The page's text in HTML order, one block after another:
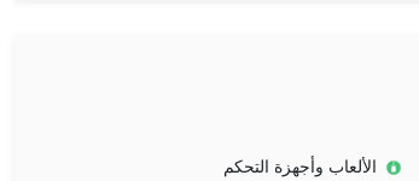
الألعاب وأجهزة التحكم